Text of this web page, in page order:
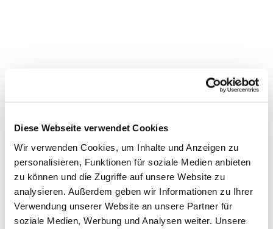
Diese Webseite verwendet Cookies
Wir verwenden Cookies, um Inhalte und Anzeigen zu
personalisieren, Funktionen für soziale Medien anbieten
zu können und die Zugriffe auf unsere Website zu
analysieren. Außerdem geben wir Informationen zu Ihrer
Verwendung unserer Website an unsere Partner für
soziale Medien, Werbung und Analysen weiter. Unsere
Dies könnte Sie auch
interessieren